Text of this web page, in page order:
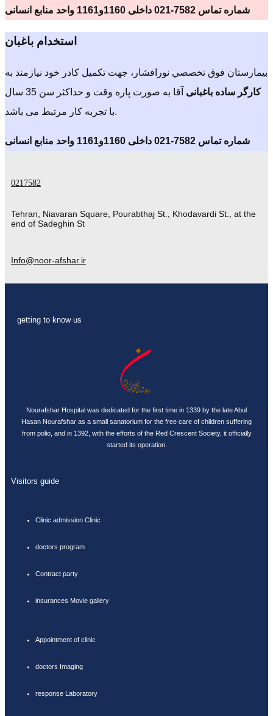
استخدام باغبان
بيمارستان فوق تخصصي نورافشار، جهت تکمیل کادر خود نیازمند به
کارگر ساده باغبانی
آقا به صورت پاره وقت و حداکثر سن 35 سال
با تجربه کار مرتبط می باشد.
0217582
Tehran, Niavaran Square, Pourabthaj St., Khodavardi St., at the
end of Sadeghin St
Info@noor-afshar.ir
getting to know us
Nourafshar Hospital was dedicated for the first time in 1339 by the late Abul
Hasan Nourafshar as a small sanatorium for the free care of children suffering
from polio, and in 1392, with the efforts of the Red Crescent Society, it officially
started its operation.
Visitors guide
Clinic admission Clinic
doctors program
Contract party
insurances Movie gallery
Appointment of clinic
doctors Imaging
response Laboratory